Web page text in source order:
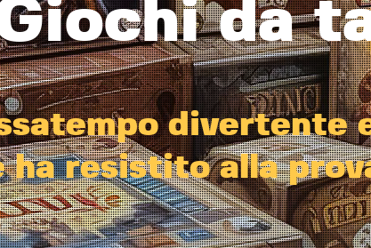
iochi da t
satempo divertente
ha resistito alla prov